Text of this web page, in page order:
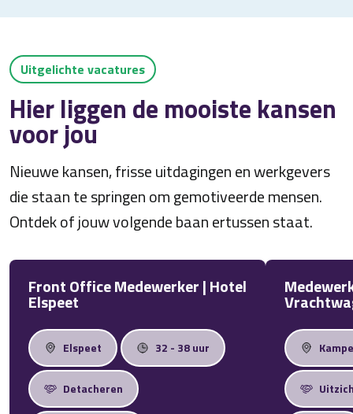
Uitgelichte vacatures
Hier liggen de mooiste kansen
voor jou
Nieuwe kansen, frisse uitdagingen en werkgevers
die staan te springen om gemotiveerde mensen.
Ontdek of jouw volgende baan ertussen staat.
Front Office Medewerker | Hotel
Elspeet
Elspeet 32 - 38 uur
Detacheren